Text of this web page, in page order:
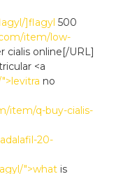
]flagyl 500
item/low-
cialis online[/URL]
<a
no
item/q-buy-cialis-
20-
">what is